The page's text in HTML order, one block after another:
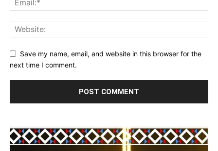
Save my name, email, and website in this browser for the
next time I comment.